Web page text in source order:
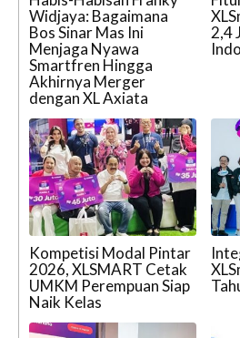
Widjaya: Bagaimana
Bos Sinar Mas Ini
Menjaga Nyawa
Smartfren Hingga
Akhirnya Merger
dengan XL Axiata
2,4
Kompetisi Modal Pintar
2026, XLSMART Cetak
UMKM Perempuan Siap
Naik Kelas